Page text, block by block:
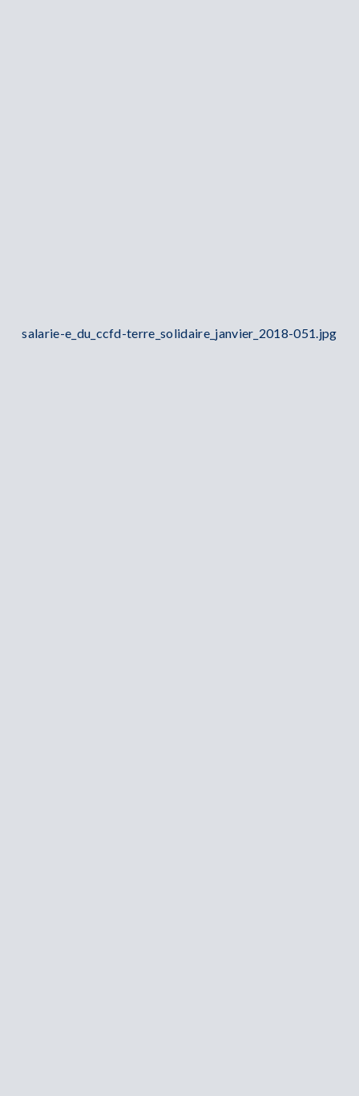
salarie-e_du_ccfd-terre_solidaire_janvier_2018-051.jpg